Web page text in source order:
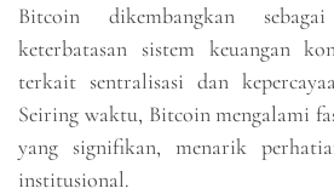
Bitcoin dikembangkan
keterbatasan sistem keuangan
terkait sentralisasi dan
Seiring waktu, Bitcoin mengalami
yang signifikan, menarik
institusional.